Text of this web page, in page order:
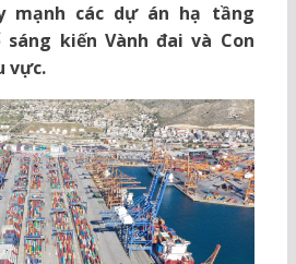
mạnh các dự án hạ tầng
kiến Vành đai và Con
vực.